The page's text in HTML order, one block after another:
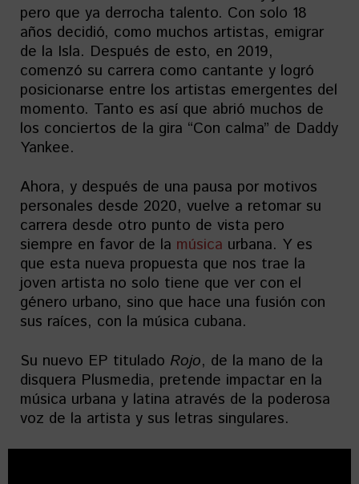
pero que ya derrocha talento. Con solo 18
años decidió, como muchos artistas, emigrar
de la Isla. Después de esto, en 2019,
comenzó su carrera como cantante y logró
posicionarse entre los artistas emergentes del
momento. Tanto es así que abrió muchos de
los conciertos de la gira “Con calma” de Daddy
Yankee.
Ahora, y después de una pausa por motivos
personales desde 2020, vuelve a retomar su
carrera desde otro punto de vista pero
siempre en favor de la música urbana. Y es
que esta nueva propuesta que nos trae la
joven artista no solo tiene que ver con el
género urbano, sino que hace una fusión con
sus raíces, con la música cubana.
Su nuevo EP titulado Rojo, de la mano de la
disquera Plusmedia, pretende impactar en la
música urbana y latina através de la poderosa
voz de la artista y sus letras singulares.